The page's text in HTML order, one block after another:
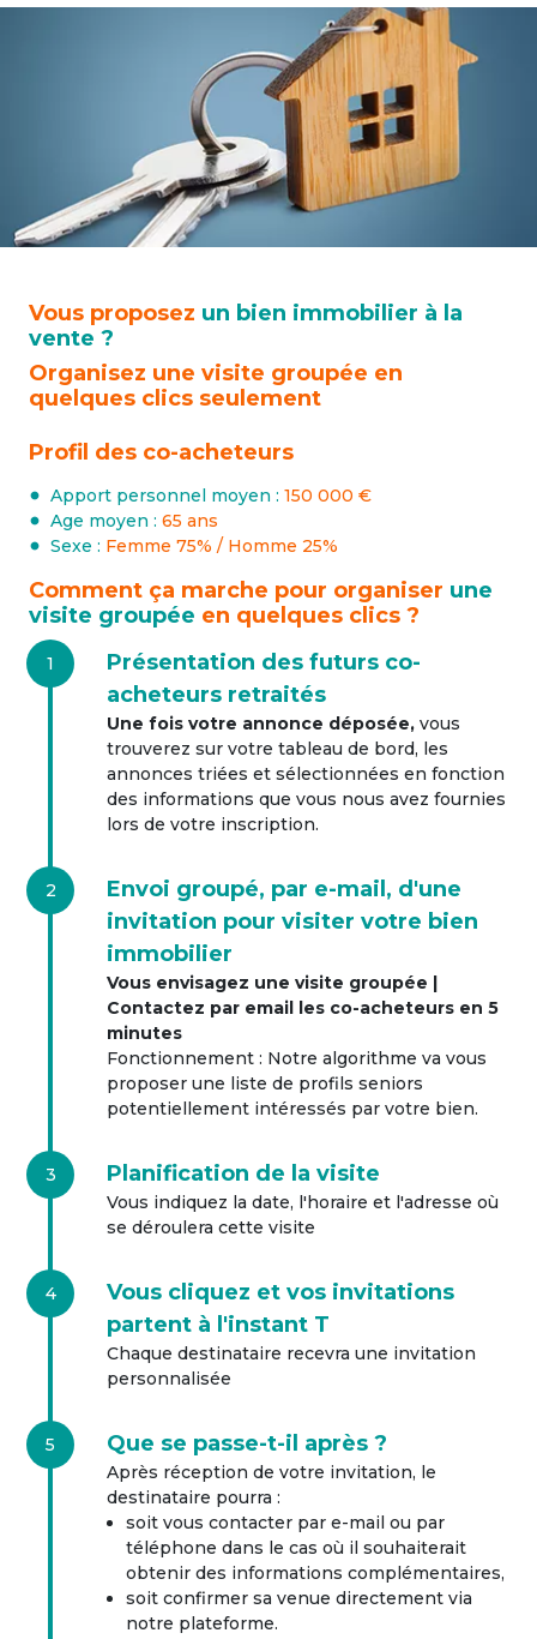
Vous proposez un bien immobilier à la
vente ?
Organisez une visite groupée en
quelques clics seulement
Profil des co-acheteurs
Apport personnel moyen : 150 000 €
Age moyen : 65 ans
Sexe : Femme 75% / Homme 25%
Comment ça marche pour organiser une
visite groupée en quelques clics ?
1
Présentation des futurs co-
acheteurs retraités
Une fois votre annonce déposée, vous
trouverez sur votre tableau de bord, les
annonces triées et sélectionnées en fonction
des informations que vous nous avez fournies
lors de votre inscription.
2
Envoi groupé, par e-mail, d'une
invitation pour visiter votre bien
immobilier
Vous envisagez une visite groupée |
Contactez par email les co-acheteurs en 5
minutes
Fonctionnement : Notre algorithme va vous
proposer une liste de profils seniors
potentiellement intéressés par votre bien.
3 Planification de la visite
Vous indiquez la date, l'horaire et l'adresse où
se déroulera cette visite
4
Vous cliquez et vos invitations
partent à l'instant T
Chaque destinataire recevra une invitation
personnalisée
5 Que se passe-t-il après ?
Après réception de votre invitation, le
destinataire pourra :
soit vous contacter par e-mail ou par
téléphone dans le cas où il souhaiterait
obtenir des informations complémentaires,
soit confirmer sa venue directement via
notre plateforme.